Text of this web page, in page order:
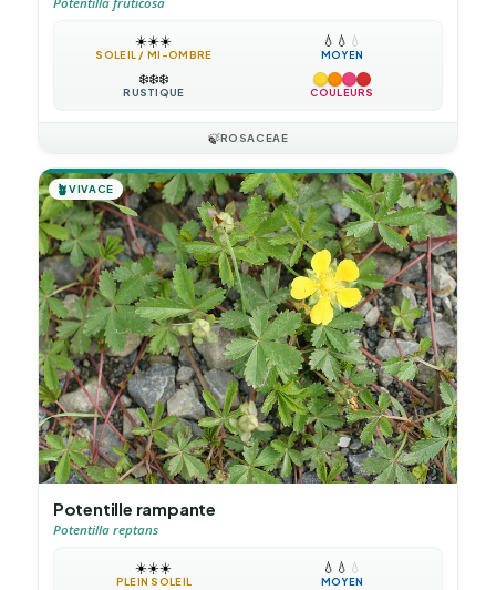
☀️☀️☀️
SOLEIL / MI-OMBRE
💧 💧 💧
MOYEN
❄️❄️❄️
RUSTIQUE COULEURS
🍃ROSACEAE
🪴VIVACE
Potentille rampante
Potentilla reptans
☀️☀️☀️
PLEIN SOLEIL
💧 💧 💧
MOYEN